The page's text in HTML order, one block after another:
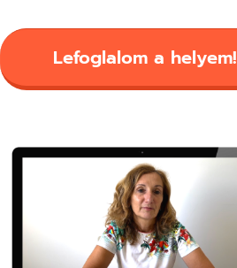
Lefoglalom a helyem!